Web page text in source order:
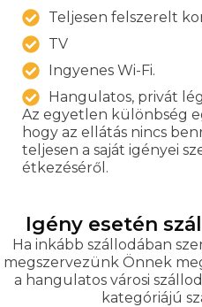
Teljesen felszerelt
TV
Ingyenes Wi-Fi.
Hangulatos, privát
Az egyetlen különbség
hogy az ellátás nincs
teljesen a saját igényei
étkezéséről.
Igény esetén
Ha inkább szállodában
megszervezünk Önnek
a hangulatos városi
kategóriájú